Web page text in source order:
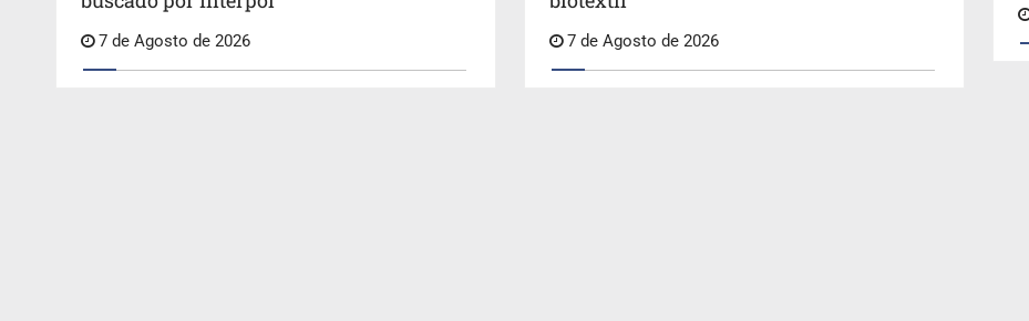
7 de Agosto de 2026 7 de Agosto de 2026